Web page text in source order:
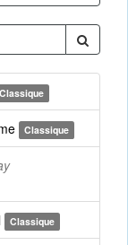
Classique
Classique
Classique